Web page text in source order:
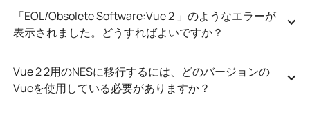
「EOL/Obsolete Software:Vue 2 」のようなエラーが
表示されました。どうすればよいですか？
Vue 2 2用のNESに移行するには、どのバージョンの
Vueを使用している必要がありますか？